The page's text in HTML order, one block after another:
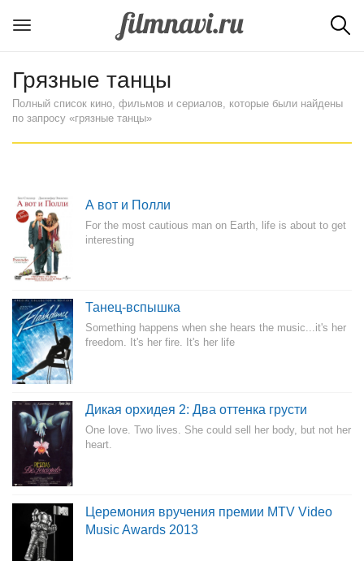
Грязные танцы
Полный список кино, фильмов и сериалов, которые были найдены
по запросу «грязные танцы»
А вот и Полли
For the most cautious man on Earth, life is about to get
interesting
Танец-вспышка
Something happens when she hears the music...it's her
freedom. It's her fire. It's her life
Дикая орхидея 2: Два оттенка грусти
One love. Two lives. She could sell her body, but not her
heart.
Церемония вручения премии MTV Video
Music Awards 2013